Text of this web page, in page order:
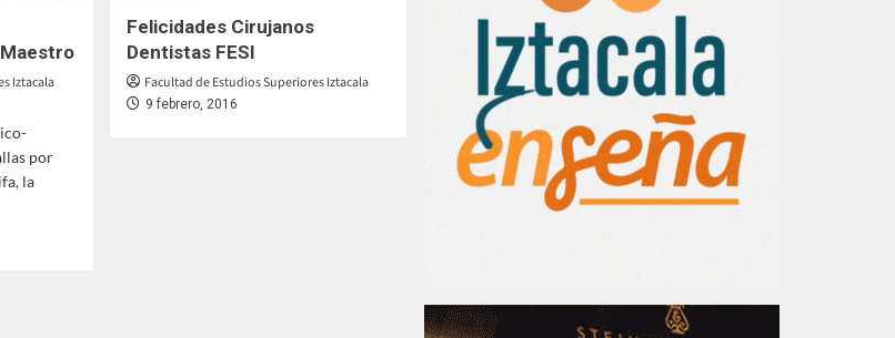
Iztacala
por
la
Felicidades Cirujanos
Dentistas FESI
Facultad de Estudios Superiores Iztacala
9 febrero, 2016